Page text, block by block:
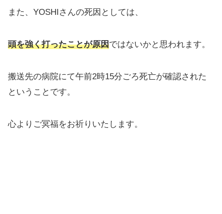
また、YOSHIさんの死因としては、
頭を強く打ったことが原因ではないかと思われます。
搬送先の病院にて午前2時15分ごろ死亡が確認された
ということです。
心よりご冥福をお祈りいたします。